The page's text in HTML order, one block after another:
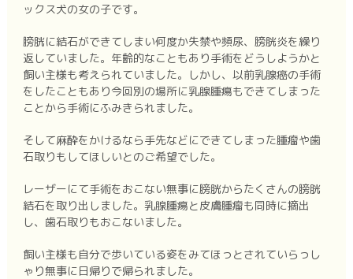
ックス犬の女の子です。
膀胱に結石ができてしまい何度か失禁や頻尿、膀胱炎を繰り
返していました。年齢的なこともあり手術をどうしようかと
飼い主様も考えられていました。しかし、以前乳腺癌の手術
をしたこともあり今回別の場所に乳腺腫瘍もできてしまった
ことから手術にふみきられました。
そして麻酔をかけるなら手先などにできてしまった腫瘤や歯
石取りもしてほしいとのご希望でした。
レーザーにて手術をおこない無事に膀胱からたくさんの膀胱
結石を取り出しました。乳腺腫瘍と皮膚腫瘤も同時に摘出
し、歯石取りもおこないました。
飼い主様も自分で歩いている姿をみてほっとされていらっし
ゃり無事に日帰りで帰られました。